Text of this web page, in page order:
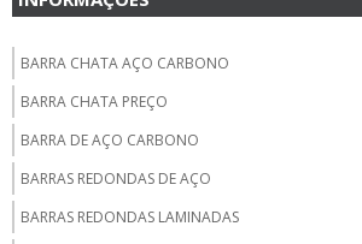
BARRA CHATA AÇO CARBONO
BARRA CHATA PREÇO
BARRA DE AÇO CARBONO
BARRAS REDONDAS DE AÇO
BARRAS REDONDAS LAMINADAS